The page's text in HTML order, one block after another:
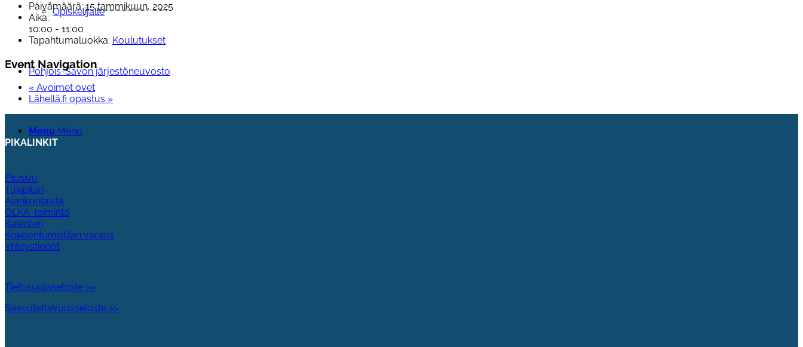
Opiskelijalle
Pohjois-Savon järjestöneuvosto
Menu Menu
Päivämäärä: 15 tammikuun, 2025
Aika:
10:00 - 11:00
Tapahtumaluokka: Koulutukset
Event Navigation
« Avoimet ovet
Lähellä.fi opastus »
PIKALINKIT
Etusivu
Tukipilari
Ajankohtaista
OLKA-toiminta
Kalenteri
Kokoontumistilan varaus
Yhteystiedot
Tietosuojaseloste >>
Saavutettavuusseloste >>